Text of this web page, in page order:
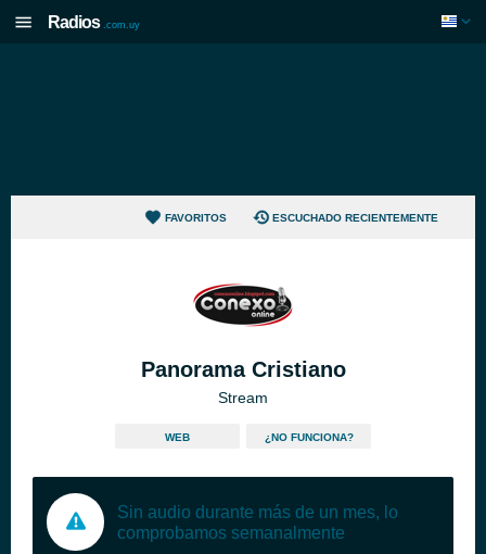
Radios .com.uy
FAVORITOS ESCUCHADO RECIENTEMENTE
Panorama Cristiano
Stream
WEB ¿NO FUNCIONA?
Sin audio durante más de un mes, lo
comprobamos semanalmente